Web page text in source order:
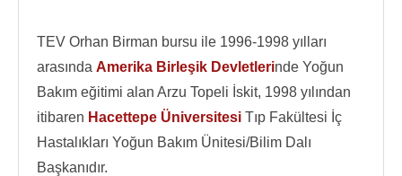
TEV Orhan Birman bursu ile 1996-1998 yılları
arasında Amerika Birleşik Devletlerinde Yoğun
Bakım eğitimi alan Arzu Topeli İskit, 1998 yılından
itibaren Hacettepe Üniversitesi Tıp Fakültesi İç
Hastalıkları Yoğun Bakım Ünitesi/Bilim Dalı
Başkanıdır.